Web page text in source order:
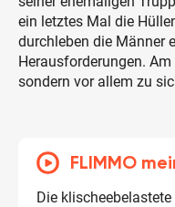
ein letztes Mal die
durchleben die Männer
Herausforderungen.
sondern vor allem zu
FLIMMO
Die